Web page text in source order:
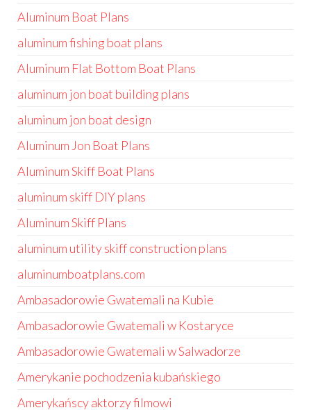
Aluminum Boat Plans
aluminum fishing boat plans
Aluminum Flat Bottom Boat Plans
aluminum jon boat building plans
aluminum jon boat design
Aluminum Jon Boat Plans
Aluminum Skiff Boat Plans
aluminum skiff DIY plans
Aluminum Skiff Plans
aluminum utility skiff construction plans
aluminumboatplans.com
Ambasadorowie Gwatemali na Kubie
Ambasadorowie Gwatemali w Kostaryce
Ambasadorowie Gwatemali w Salwadorze
Amerykanie pochodzenia kubańskiego
Amerykańscy aktorzy filmowi